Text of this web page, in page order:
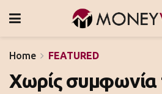
Home FEATURED
Χωρίς συμφωνία